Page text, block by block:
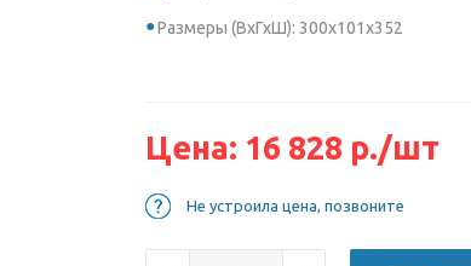
Размеры (ВхГхШ): 300х101х352
Цена: 16 828 р./шт
Не устроила цена, позвоните